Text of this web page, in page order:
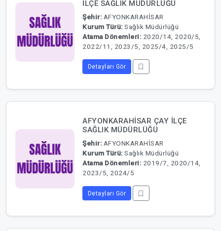
İLÇE SAĞLIK MÜDÜRLÜĞÜ
Şehir: AFYONKARAHİSAR
Kurum Türü: Sağlık Müdürlüğü
Atama Dönemleri: 2020/14, 2020/5,
2022/11, 2023/5, 2025/4, 2025/5
Detayları Gör
AFYONKARAHİSAR ÇAY İLÇE
SAĞLIK MÜDÜRLÜĞÜ
Şehir: AFYONKARAHİSAR
Kurum Türü: Sağlık Müdürlüğü
Atama Dönemleri: 2019/7, 2020/14,
2023/5, 2024/5
Detayları Gör